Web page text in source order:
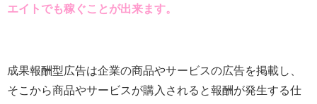
エイトでも稼ぐことが出来ます。
成果報酬型広告は企業の商品やサービスの広告を掲載し、
そこから商品やサービスが購入されると報酬が発生する仕